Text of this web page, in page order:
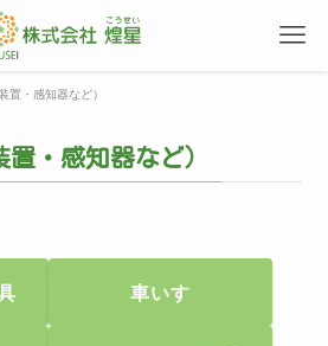
置・感知器など）
・感知器など）
車いす